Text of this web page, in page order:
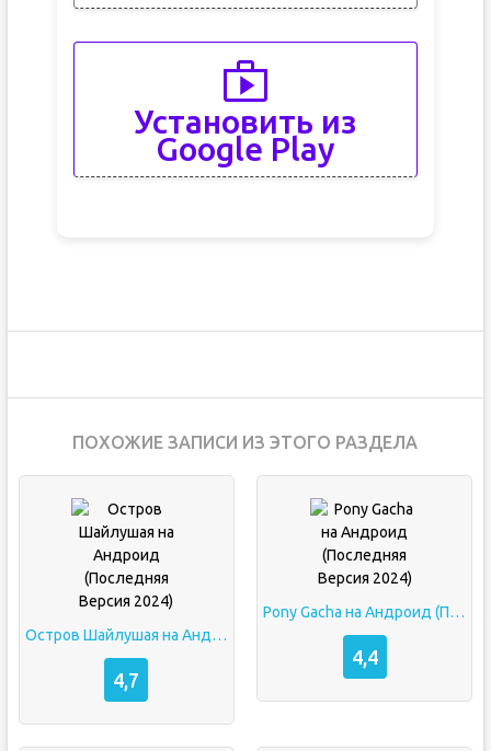
Установить из
Google Play
ПОХОЖИЕ ЗАПИСИ ИЗ ЭТОГО РАЗДЕЛА
Остров Шайлушая на Андроид (Последняя Версия 2024)
4,7
Pony Gacha на Андроид (Последняя Версия 2024)
4,4